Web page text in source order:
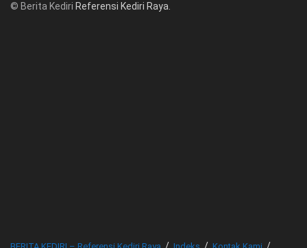
© Berita Kediri Referensi Kediri Raya.